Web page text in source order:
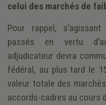
celui des marchés de
Pour rappel,
passés en vertu
adjudicateur devra
fédéral, au plus tard le
valeur totale des
accords-cadres au cours